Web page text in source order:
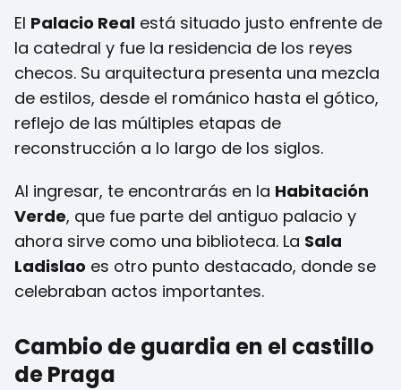
El Palacio Real está situado justo enfrente de
la catedral y fue la residencia de los reyes
checos. Su arquitectura presenta una mezcla
de estilos, desde el románico hasta el gótico,
reflejo de las múltiples etapas de
reconstrucción a lo largo de los siglos.
Al ingresar, te encontrarás en la Habitación
Verde, que fue parte del antiguo palacio y
ahora sirve como una biblioteca. La Sala
Ladislao es otro punto destacado, donde se
celebraban actos importantes.
Cambio de guardia en el castillo
de Praga